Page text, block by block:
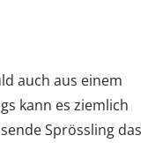
auch aus einem
kann es ziemlich
Sprössling das